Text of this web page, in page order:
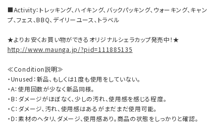
■Activity：トレッキング、ハイキング、バックパッキング、ウォーキング、キャン
プ、フェス、BBQ、デイリーユース、トラベル
★よりお安くお買い物ができるオリジナルシェラカップ発売中！★
http://www.maunga.jp/?pid=111885135
≪Condition説明≫
・Unused：新品、もしくは1度も使用をしていない。
・A：使用回数が少なく新品同様。
・B：ダメージがほぼなく、少しの汚れ、使用感を感じる程度。
・C：ダメージ、汚れ、使用感はあるがまだまだ使用可能。
・D：素材のヘタリ、ダメージ、使用感あり。商品の状態をしっかりと確認。